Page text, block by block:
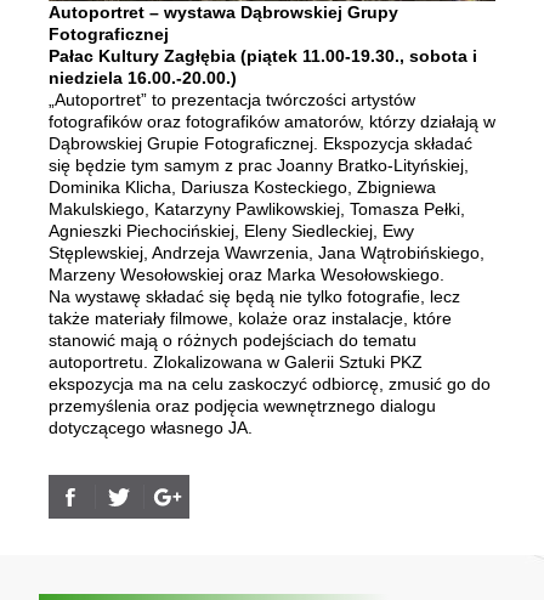
Autoportret – wystawa Dąbrowskiej Grupy
Fotograficznej
Pałac Kultury Zagłębia (piątek 11.00-19.30., sobota i
niedziela 16.00.-20.00.)
„Autoportret” to prezentacja twórczości artystów
fotografików oraz fotografików amatorów, którzy działają w
Dąbrowskiej Grupie Fotograficznej. Ekspozycja składać
się będzie tym samym z prac Joanny Bratko-Lityńskiej,
Dominika Klicha, Dariusza Kosteckiego, Zbigniewa
Makulskiego, Katarzyny Pawlikowskiej, Tomasza Pełki,
Agnieszki Piechocińskiej, Eleny Siedleckiej, Ewy
Stęplewskiej, Andrzeja Wawrzenia, Jana Wątrobińskiego,
Marzeny Wesołowskiej oraz Marka Wesołowskiego.
Na wystawę składać się będą nie tylko fotografie, lecz
także materiały filmowe, kolaże oraz instalacje, które
stanowić mają o różnych podejściach do tematu
autoportretu. Zlokalizowana w Galerii Sztuki PKZ
ekspozycja ma na celu zaskoczyć odbiorcę, zmusić go do
przemyślenia oraz podjęcia wewnętrznego dialogu
dotyczącego własnego JA.